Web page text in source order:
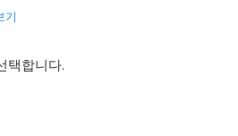
기
택합니다.